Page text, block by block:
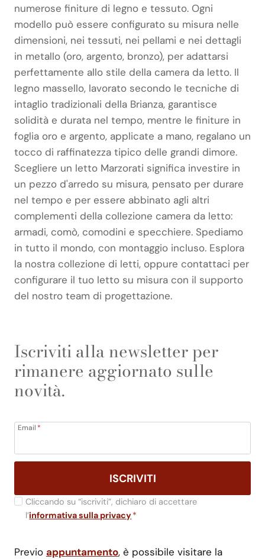
numerose finiture di legno e tessuto. Ogni
modello può essere configurato su misura nelle
dimensioni, nei tessuti, nei pellami e nei dettagli
in metallo (oro, argento, bronzo), per adattarsi
perfettamente allo stile della camera da letto. Il
legno massello, lavorato secondo le tecniche di
intaglio tradizionali della Brianza, garantisce
solidità e durata nel tempo, mentre le finiture in
foglia oro e argento, applicate a mano, regalano un
tocco di raffinatezza tipico delle grandi dimore.
Scegliere un letto Marzorati significa investire in
un pezzo d'arredo su misura, pensato per durare
nel tempo e per essere abbinato agli altri
complementi della collezione camera da letto:
armadi, comò, comodini e specchiere. Spediamo
in tutto il mondo, con montaggio incluso. Esplora
la nostra collezione di letti, oppure contattaci per
configurare il tuo letto su misura con il supporto
del nostro team di progettazione.
Iscriviti alla newsletter per
rimanere aggiornato sulle
novità.
Email *
ISCRIVITI
Cliccando su “iscriviti”, dichiaro di accettare
l’informativa sulla privacy*
Previo appuntamento, è possibile visitare la